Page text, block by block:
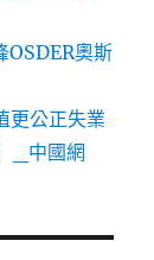
OSDER奧斯
更公正失業
_中國網